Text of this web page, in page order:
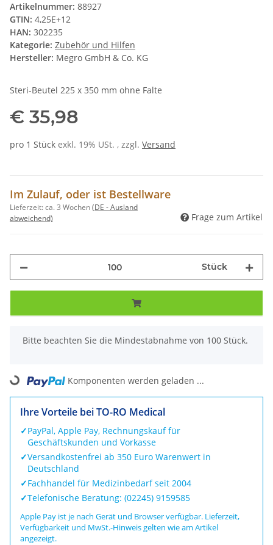
Artikelnummer: 88927
GTIN: 4,25E+12
HAN: 302235
Kategorie: Zubehör und Hilfen
Hersteller: Megro GmbH & Co. KG
Steri-Beutel 225 x 350 mm ohne Falte
€ 35,98
pro 1 Stück exkl. 19% USt. , zzgl. Versand
Im Zulauf, oder ist Bestellware
Lieferzeit:ca. 3 Wochen(DE - Ausland
abweichend)
Frage zum Artikel
Stück
x
Bitte beachten Sie die Mindestabnahme von 100 Stück.
Loading... Komponenten werden geladen ...
Ihre Vorteile bei TO-RO Medical
✓PayPal, Apple Pay, Rechnungskauf für
Geschäftskunden und Vorkasse
✓Versandkostenfrei ab 350 Euro Warenwert in
Deutschland
✓Fachhandel für Medizinbedarf seit 2004
✓Telefonische Beratung: (02245) 9159585
Apple Pay ist je nach Gerät und Browser verfügbar. Lieferzeit,
Verfügbarkeit und MwSt.-Hinweis gelten wie am Artikel
angezeigt.